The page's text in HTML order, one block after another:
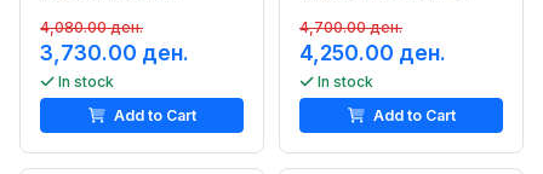
4,080.00 ден.
3,730.00 ден.
In stock
Add to Cart
4,700.00 ден.
4,250.00 ден.
In stock
Add to Cart